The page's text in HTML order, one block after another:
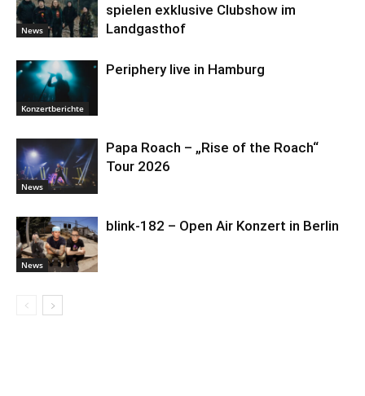
News
spielen exklusive Clubshow im
Landgasthof
Konzertberichte
Periphery live in Hamburg
News
Papa Roach – „Rise of the Roach“
Tour 2026
News
blink-182 – Open Air Konzert in Berlin